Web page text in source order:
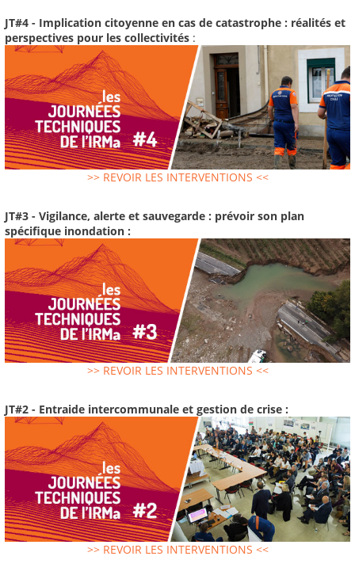
JT#4 - Implication citoyenne en cas de catastrophe : réalités et
perspectives pour les collectivités :
>> REVOIR LES INTERVENTIONS <<
JT#3 - Vigilance, alerte et sauvegarde : prévoir son plan
spécifique inondation :
>> REVOIR LES INTERVENTIONS <<
JT#2 - Entraide intercommunale et gestion de crise :
>> REVOIR LES INTERVENTIONS <<